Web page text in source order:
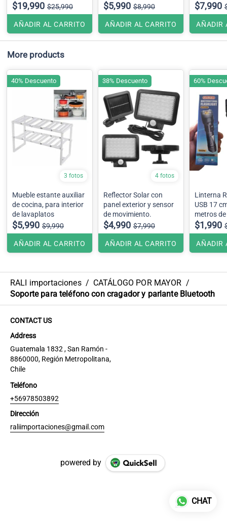
$19,990 $25,990
AÑADIR AL CARRITO
(50×70)
$5,990 $8,990
AÑADIR AL CARRITO
$7,990
AÑADIR
More products
3 fotos
Mueble estante auxiliar
de cocina, para interior
de lavaplatos
$5,990 $9,990
AÑADIR AL CARRITO
40% Descuento
4 fotos
Reflector Solar con
panel exterior y sensor
de movimiento.
$4,990 $7,990
AÑADIR AL CARRITO
38% Descuento
Linterna
USB 17
metros
luz de
$1,990
AÑADIR
60%
RALI importaciones / CATÁLOGO POR MAYOR /
Soporte para teléfono con cragador y parlante Bluetooth
CONTACT US
Address
Guatemala 1832 , San Ramón -
8860000, Región Metropolitana,
Chile
Teléfono
+56978503892
Dirección
raliimportaciones@gmail.com
powered by
CHAT